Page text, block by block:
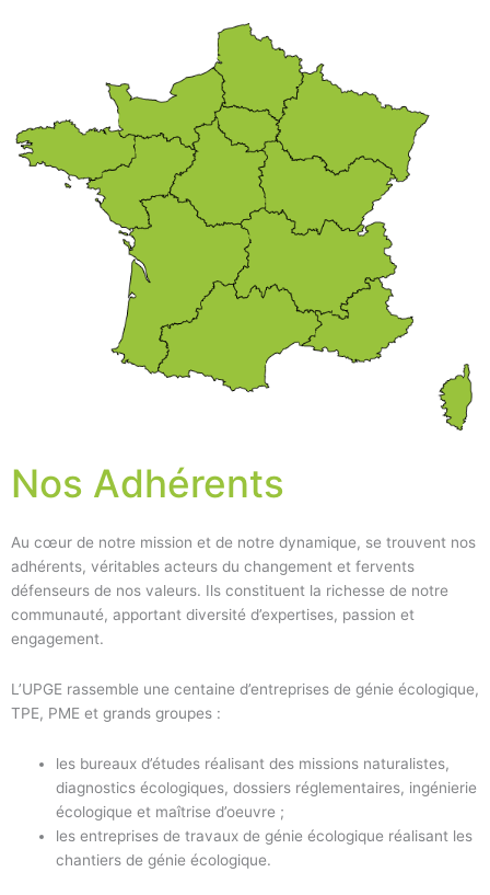
Nos Adhérents
Au cœur de notre mission et de notre dynamique, se trouvent nos
adhérents, véritables acteurs du changement et fervents
défenseurs de nos valeurs. Ils constituent la richesse de notre
communauté, apportant diversité d’expertises, passion et
engagement.
L’UPGE rassemble une centaine d’entreprises de génie écologique,
TPE, PME et grands groupes :
les bureaux d’études réalisant des missions naturalistes,
diagnostics écologiques, dossiers réglementaires, ingénierie
écologique et maîtrise d’oeuvre ;
les entreprises de travaux de génie écologique réalisant les
chantiers de génie écologique.